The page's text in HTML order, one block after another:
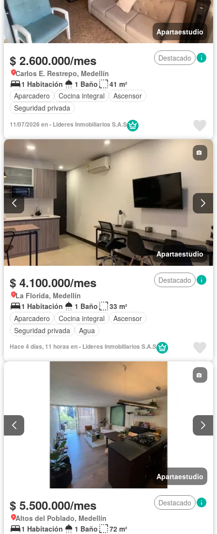
Apartaestudio
$ 2.600.000/mes
Destacado
Carlos E. Restrepo, Medellín
1 Habitación
1 Baño
41 m²
Aparcadero
Cocina integral
Ascensor
Seguridad privada
11/07/2026 en - Lideres Inmobiliarios S.A.S
Apartaestudio
$ 4.100.000/mes
Destacado
La Florida, Medellín
1 Habitación
1 Baño
33 m²
Aparcadero
Cocina integral
Ascensor
Seguridad privada
Agua
Hace 4 días, 11 horas en - Lideres Inmobiliarios S.A.S
Apartaestudio
$ 5.500.000/mes
Destacado
Altos del Poblado, Medellín
1 Habitación
1 Baño
72 m²